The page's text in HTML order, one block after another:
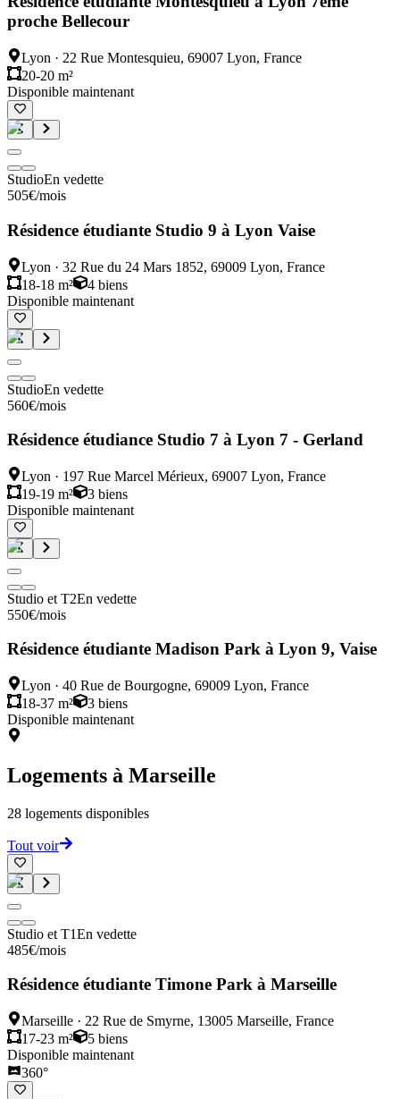
proche Bellecour
Lyon · 22 Rue Montesquieu, 69007 Lyon, France
20-20 m²
Disponible maintenant
StudioEn vedette
505€/mois
Résidence étudiante Studio 9 à Lyon Vaise
Lyon · 32 Rue du 24 Mars 1852, 69009 Lyon, France
18-18 m²
4 biens
Disponible maintenant
StudioEn vedette
560€/mois
Résidence étudiance Studio 7 à Lyon 7 - Gerland
Lyon · 197 Rue Marcel Mérieux, 69007 Lyon, France
19-19 m²
3 biens
Disponible maintenant
Studio et T2En vedette
550€/mois
Résidence étudiante Madison Park à Lyon 9, Vaise
Lyon · 40 Rue de Bourgogne, 69009 Lyon, France
18-37 m²
3 biens
Disponible maintenant
Logements à Marseille
28 logements disponibles
Tout voir
Studio et T1En vedette
485€/mois
Résidence étudiante Timone Park à Marseille
Marseille · 22 Rue de Smyrne, 13005 Marseille, France
17-23 m²
5 biens
Disponible maintenant
360°